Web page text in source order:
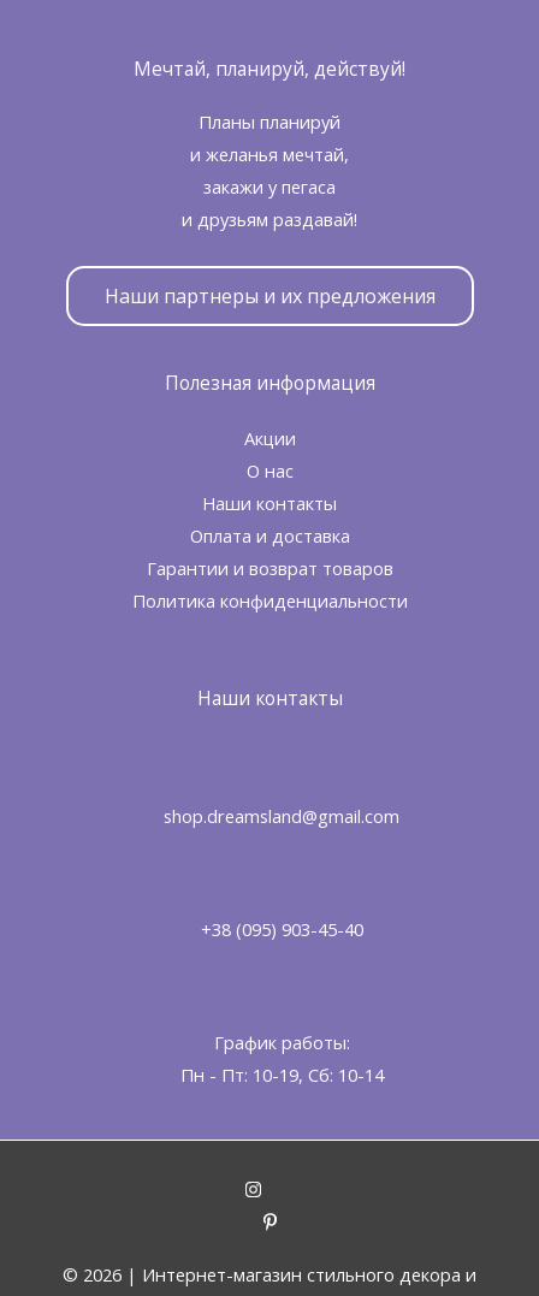
Мечтай, планируй, действуй!
Планы планируй
и желанья мечтай,
закажи у пегаса
и друзьям раздавай!
Наши партнеры и их предложения
Полезная информация
Акции
О нас
Наши контакты
Оплата и доставка
Гарантии и возврат товаров
Политика конфиденциальности
Наши контакты
shop.dreamsland@gmail.com
+38 (095) 903-45-40
График работы:
Пн - Пт: 10-19, Сб: 10-14
© 2026 | Интернет-магазин стильного декора и